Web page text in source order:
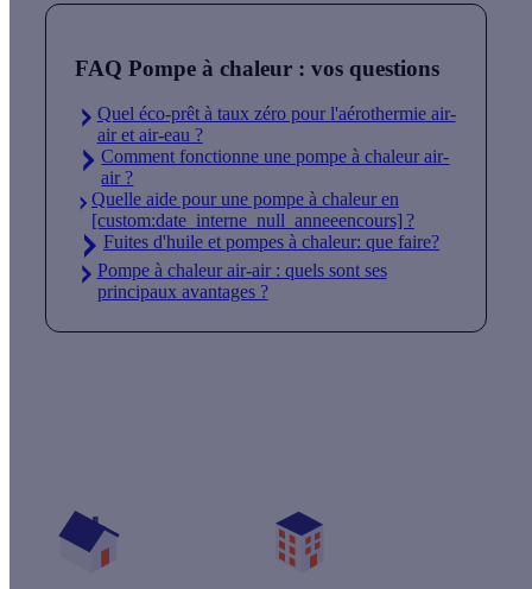
FAQ Pompe à chaleur : vos questions
Quel éco-prêt à taux zéro pour l'aérothermie air-
air et air-eau ?
Comment fonctionne une pompe à chaleur air-
air ?
Quelle aide pour une pompe à chaleur en
[custom:date_interne_null_anneeencours] ?
Fuites d'huile et pompes à chaleur: que faire?
Pompe à chaleur air-air : quels sont ses
principaux avantages ?